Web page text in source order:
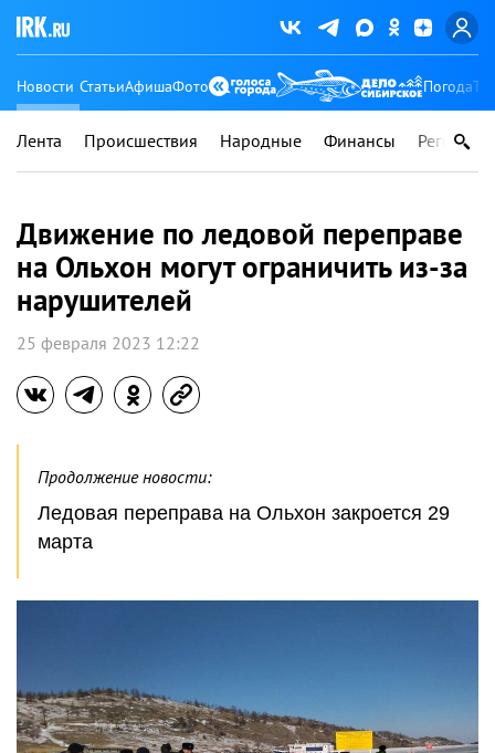
Новости СтатьиАфишаФото Погода
Лента Происшествия Народные Финансы Регионы
Движение по ледовой переправе
на Ольхон могут ограничить из-за
нарушителей
25 февраля 2023 12:22
Продолжение новости:
Ледовая переправа на Ольхон закроется 29
марта